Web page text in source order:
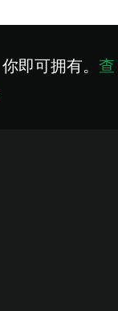
即可拥有。 查